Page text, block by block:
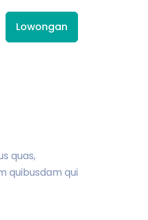
Lowongan
quas,
quibusdam qui